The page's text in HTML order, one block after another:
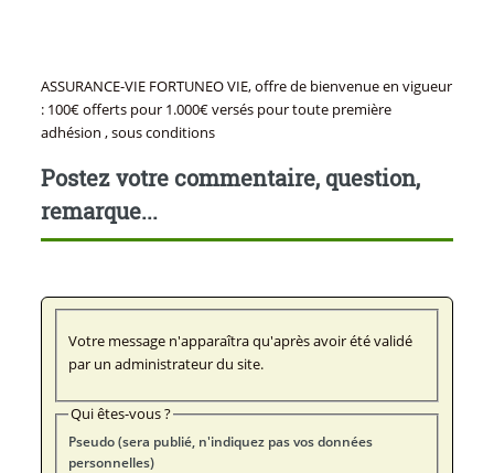
ASSURANCE-VIE FORTUNEO VIE, offre de bienvenue en vigueur
: 100€ offerts pour 1.000€ versés pour toute première
adhésion , sous conditions
Postez votre commentaire, question,
remarque...
Votre message n'apparaîtra qu'après avoir été validé
par un administrateur du site.
Qui êtes-vous ?
Pseudo (sera publié, n'indiquez pas vos données
personnelles)